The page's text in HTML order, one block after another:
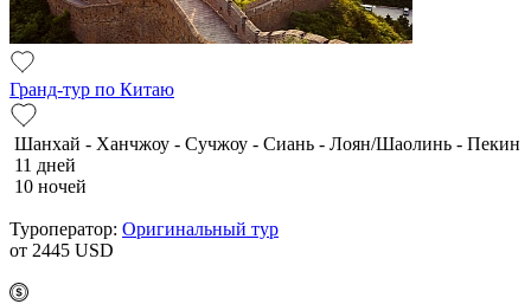
Гранд-тур по Китаю
Шанхай - Ханчжоу - Сучжоу - Сиань - Лоян/Шаолинь - Пекин
11 дней
10 ночей
Туроператор: Оригинальный тур
от 2445 USD